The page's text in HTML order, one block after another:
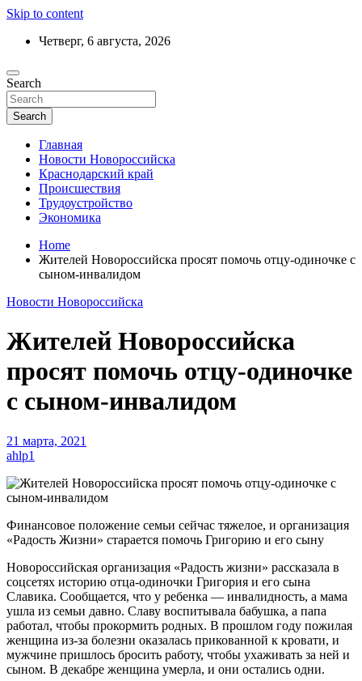
Skip to content
Четверг, 6 августа, 2026
Актуальные новости Новороссийска и
Краснодарского края
Ежедневный дайджест событий региона
Search
Search
Главная
Новости Новороссийска
Краснодарский край
Происшествия
Трудоустройство
Экономика
Home
Жителей Новороссийска просят помочь отцу-одиночке с
сыном-инвалидом
Новости Новороссийска
Жителей Новороссийска
просят помочь отцу-одиночке
с сыном-инвалидом
21 марта, 2021
ahlp1
Финансовое положение семьи сейчас тяжелое, и организация
«Радость Жизни» старается помочь Григорию и его сыну
Новороссийская организация «Радость жизни» рассказала в
соцсетях историю отца-одиночки Григория и его сына
Славика. Сообщается, что у ребенка — инвалидность, а мама
ушла из семьи давно. Славу воспитывала бабушка, а папа
работал, чтобы прокормить родных. В прошлом году пожилая
женщина из-за болезни оказалась прикованной к кровати, и
мужчине пришлось бросить работу, чтобы ухаживать за ней и
сыном. В декабре женщина умерла, и они остались одни.